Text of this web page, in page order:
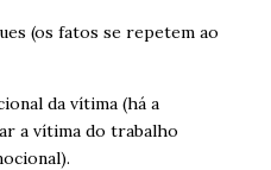
(os fatos se repetem ao
da vítima (há a
a vítima do trabalho